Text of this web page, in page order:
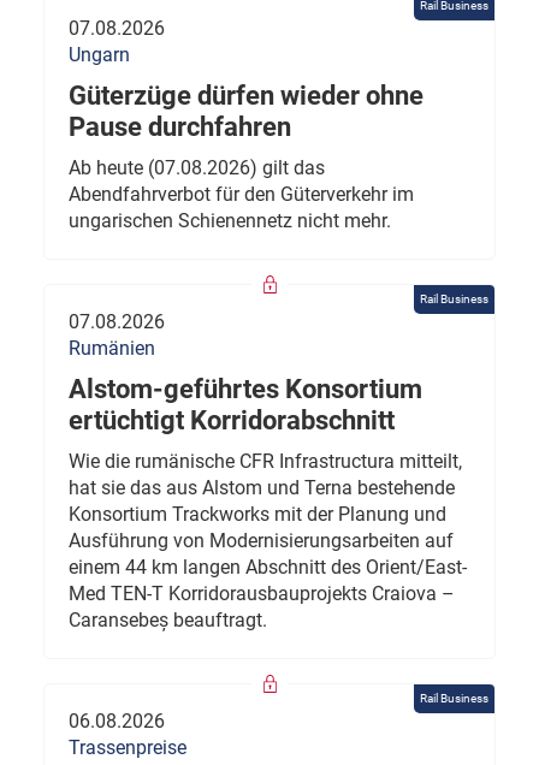
Rail Business
07.08.2026
Ungarn
Güterzüge dürfen wieder ohne
Pause durchfahren
Ab heute (07.08.2026) gilt das
Abendfahrverbot für den Güterverkehr im
ungarischen Schienennetz nicht mehr.
Rail Business
07.08.2026
Rumänien
Alstom-geführtes Konsortium
ertüchtigt Korridorabschnitt
Wie die rumänische CFR Infrastructura mitteilt,
hat sie das aus Alstom und Terna bestehende
Konsortium Trackworks mit der Planung und
Ausführung von Modernisierungsarbeiten auf
einem 44 km langen Abschnitt des Orient/East-
Med TEN-T Korridorausbauprojekts Craiova –
Caransebeș beauftragt.
Rail Business
06.08.2026
Trassenpreise